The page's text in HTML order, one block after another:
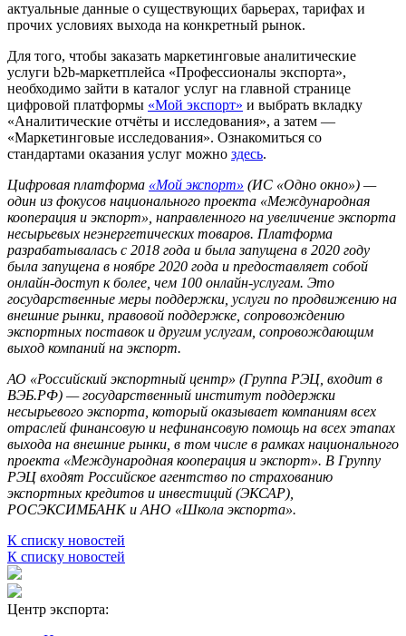
актуальные данные о существующих барьерах, тарифах и
прочих условиях выхода на конкретный рынок.
Для того, чтобы заказать маркетинговые аналитические
услуги b2b-маркетплейса «Профессионалы экспорта»,
необходимо зайти в каталог услуг на главной странице
цифровой платформы «Мой экспорт» и выбрать вкладку
«Аналитические отчёты и исследования», а затем —
«Маркетинговые исследования». Ознакомиться со
стандартами оказания услуг можно здесь.
Цифровая платформа «Мой экспорт» (ИС «Одно окно») —
один из фокусов национального проекта «Международная
кооперация и экспорт», направленного на увеличение экспорта
несырьевых неэнергетических товаров. Платформа
разрабатывалась с 2018 года и была запущена в 2020 году
была запущена в ноябре 2020 года и предоставляет собой
онлайн-доступ к более, чем 100 онлайн-услугам. Это
государственные меры поддержки, услуги по продвижению на
внешние рынки, правовой поддержке, сопровождению
экспортных поставок и другим услугам, сопровождающим
выход компаний на экспорт.
АО «Российский экспортный центр» (Группа РЭЦ, входит в
ВЭБ.РФ) — государственный институт поддержки
несырьевого экспорта, который оказывает компаниям всех
отраслей финансовую и нефинансовую помощь на всех этапах
выхода на внешние рынки, в том числе в рамках национального
проекта «Международная кооперация и экспорт». В Группу
РЭЦ входят Российское агентство по страхованию
экспортных кредитов и инвестиций (ЭКСАР),
РОСЭКСИМБАНК и АНО «Школа экспорта».
К списку новостей
К списку новостей
Центр экспорта: